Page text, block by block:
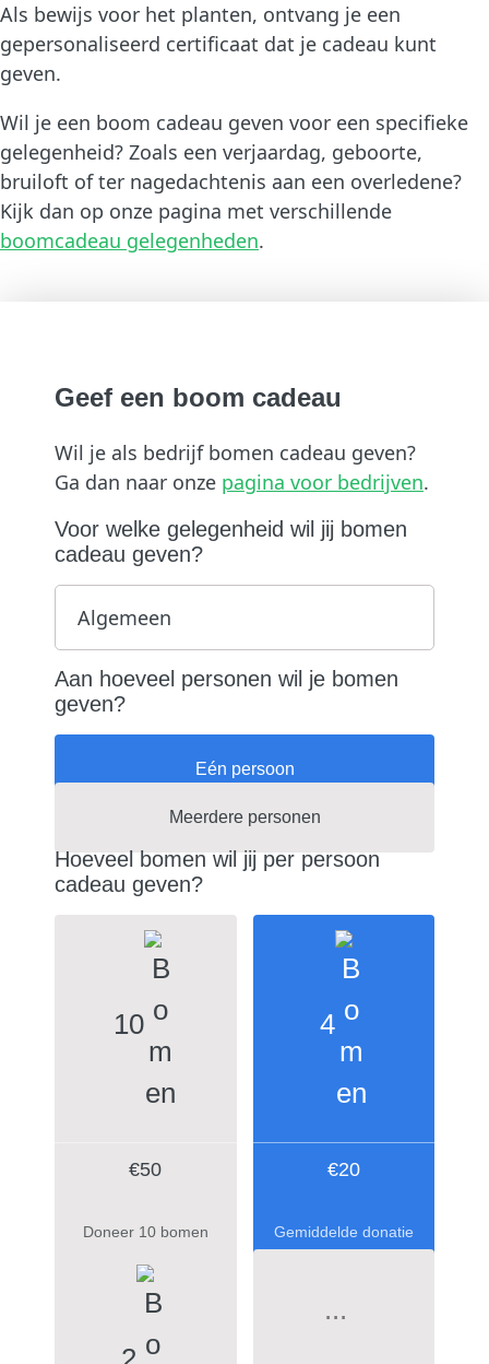
Als bewijs voor het planten, ontvang je een
gepersonaliseerd certificaat dat je cadeau kunt
geven.
Wil je een boom cadeau geven voor een specifieke
gelegenheid? Zoals een verjaardag, geboorte,
bruiloft of ter nagedachtenis aan een overledene?
Kijk dan op onze pagina met verschillende
boomcadeau gelegenheden.
Geef een boom cadeau
Wil je als bedrijf bomen cadeau geven?
Ga dan naar onze pagina voor bedrijven.
Voor welke gelegenheid wil jij bomen
cadeau geven?
Aan hoeveel personen wil je bomen
geven?
Eén persoon
Meerdere personen
Hoeveel bomen wil jij per persoon
cadeau geven?
10
€50
Doneer 10 bomen
4
€20
Gemiddelde donatie